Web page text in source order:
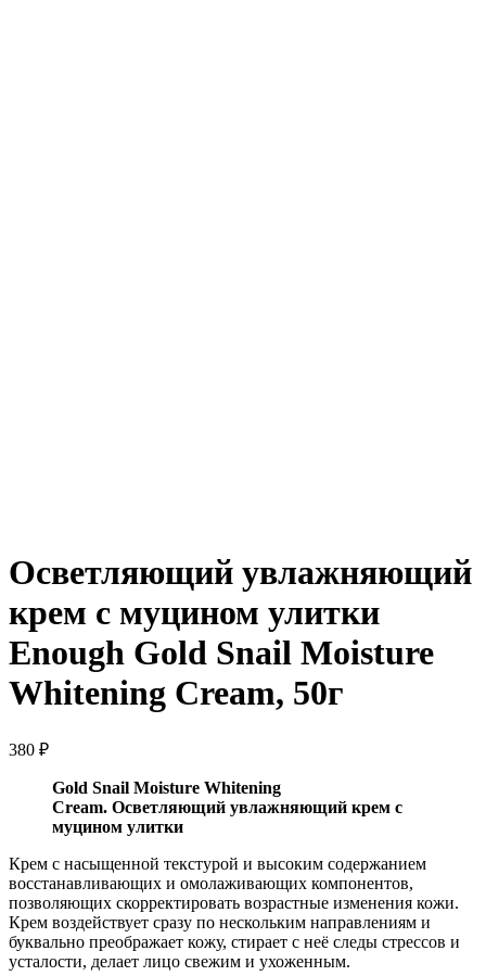
Осветляющий увлажняющий
крем с муцином улитки
Enough Gold Snail Moisture
Whitening Cream, 50г
380 ₽
Gold Snail Moisture Whitening
Cream. Осветляющий увлажняющий крем с
муцином улитки
Крем с насыщенной текстурой и высоким содержанием
восстанавливающих и омолаживающих компонентов,
позволяющих скорректировать возрастные изменения кожи.
Крем воздействует сразу по нескольким направлениям и
буквально преображает кожу, стирает с неё следы стрессов и
усталости, делает лицо свежим и ухоженным.